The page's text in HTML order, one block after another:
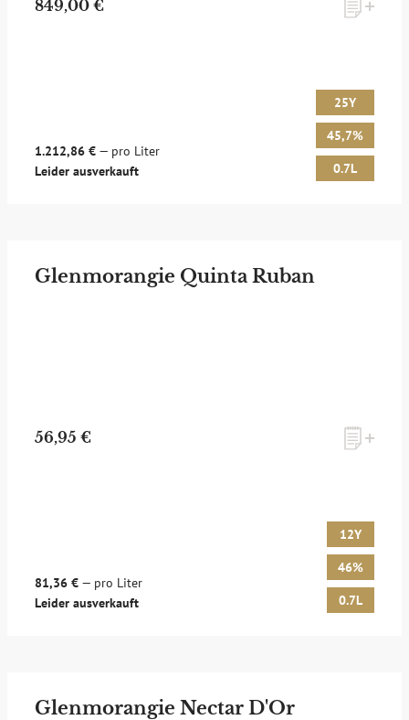
849,00 €
1.212,86 € — pro Liter
Leider ausverkauft
25Y
45,7%
0.7L
Glenmorangie Quinta Ruban
56,95 €
81,36 € — pro Liter
Leider ausverkauft
12Y
46%
0.7L
Glenmorangie Nectar D'Or